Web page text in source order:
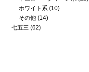
ホワイト系(10)
その他(14)
七五三 (62)